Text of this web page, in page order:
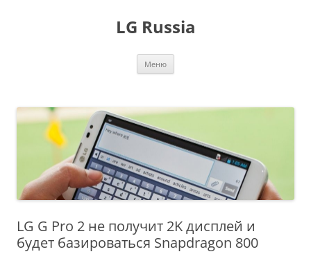
LG Russia
Меню
LG G Pro 2 не получит 2K дисплей и
будет базироваться Snapdragon 800